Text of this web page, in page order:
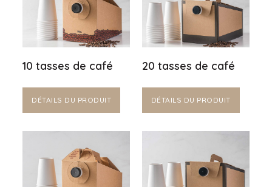
10 tasses de café
DÉTAILS DU PRODUIT
20 tasses de café
DÉTAILS DU PRODUIT